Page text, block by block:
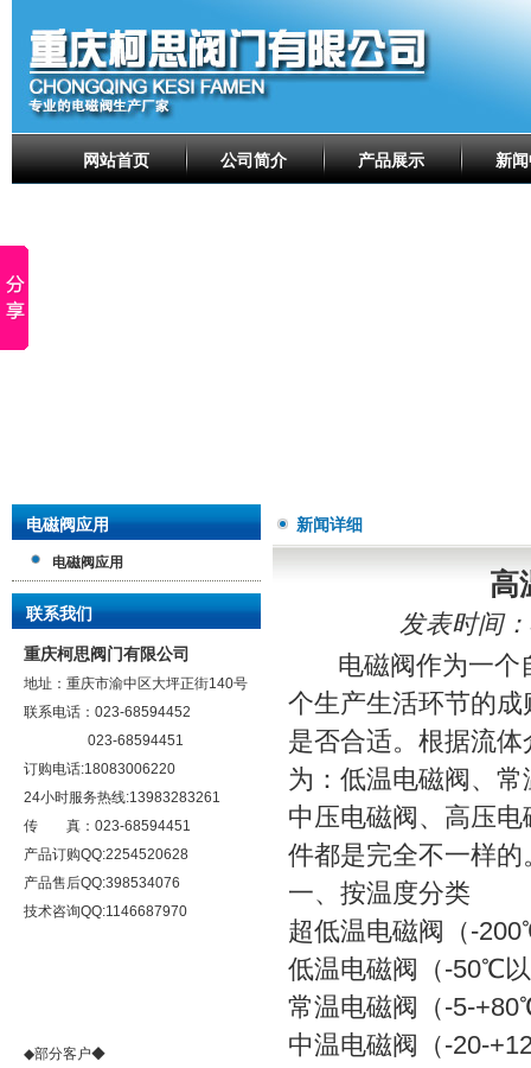
网站首页 公司简介 产品展示 新
电磁阀应用
电磁阀应用
联系我们
重庆柯思阀门有限公司
地址：重庆市渝中区大坪正街140号
联系电话：023-68594452
023-68594451
订购电话:18083006220
24小时服务热线:13983283261
传 真：023-68594451
产品订购QQ:2254520628
产品售后QQ:398534076
技术咨询QQ:1146687970
◆部分客户◆
新闻详细
高
发表时间
电磁阀作为一个自
个生产生活环节的
是否合适。根据流
为：低温电磁阀、
中压电磁阀、高压
件都是完全不一样
一、按温度分类
超低温电磁阀（-
低温电磁阀（-50℃
常温电磁阀（-5-
中温电磁阀（-20-